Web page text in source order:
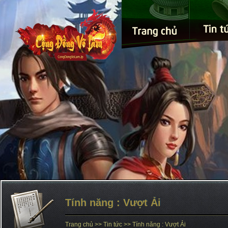
Tính năng : Vượt Ải
Trang chủ >> Tin tức >> Tính năng : Vượt Ải